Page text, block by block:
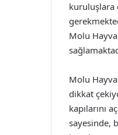
kuruluşlara
Molu
Molu
dikkat
kapılarını
sayesinde,